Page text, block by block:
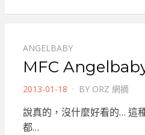
ANGELBABY
MFC
POSTED
2013-01-18 BY ORZ 網摘
說真的，沒什麼好看的… 這
都…